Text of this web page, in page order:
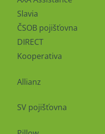
Slavia
ČSOB pojišťovna
DIRECT
Kooperativa
Allianz
SV pojišťovna